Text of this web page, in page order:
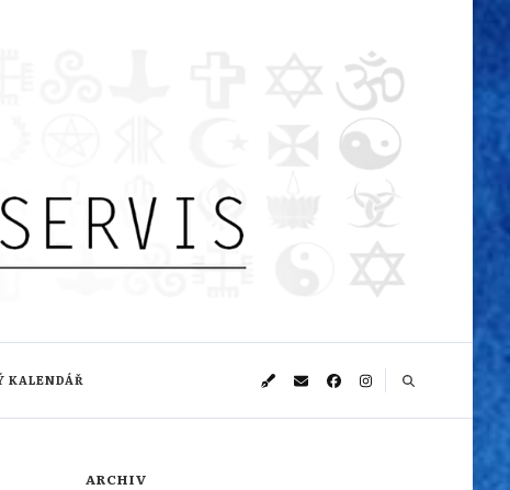
KALENDÁŘ
ARCHIV